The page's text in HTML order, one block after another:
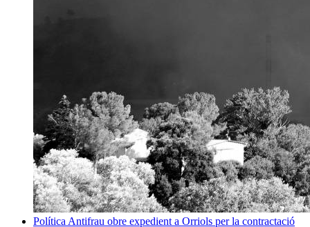
Política Antifrau obre expedient a Orriols per la contractació